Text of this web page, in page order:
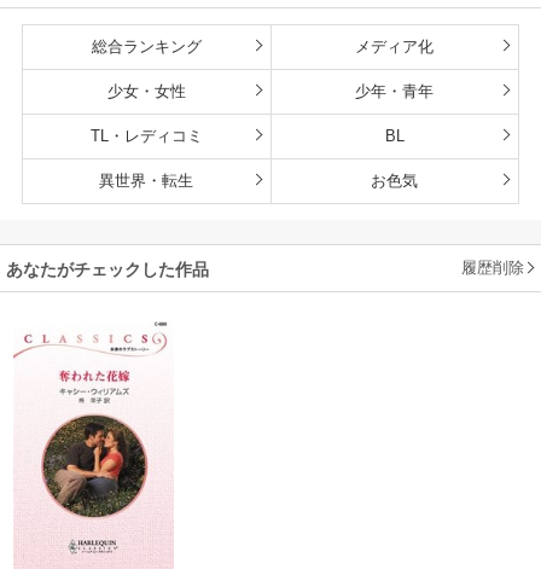
総合ランキング メディア化
少女・女性 少年・青年
TL・レディコミ BL
異世界・転生 お色気
あなたがチェックした作品 履歴削除